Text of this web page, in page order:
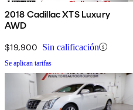
2018 Cadillac XTS Luxury
AWD
$19,900 Sin calificación
Se aplican tarifas